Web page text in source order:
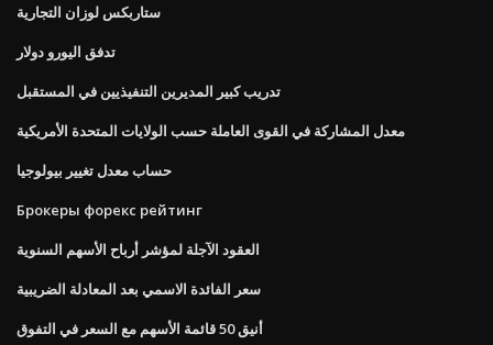
ستاربكس لوزان التجارية
تدفق اليورو دولار
تدريب كبير المديرين التنفيذيين في المستقبل
معدل المشاركة في القوى العاملة حسب الولايات المتحدة الأمريكية
حساب معدل تغيير بيولوجيا
Брокеры форекс рейтинг
العقود الآجلة لمؤشر أرباح الأسهم السنوية
سعر الفائدة الاسمي بعد المعادلة الضريبية
أنيق 50 قائمة الأسهم مع السعر في التفوق